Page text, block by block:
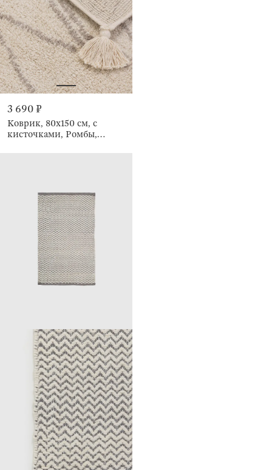
3 690 ₽
Коврик, 80x150 см, с
кисточками, Ромбы,